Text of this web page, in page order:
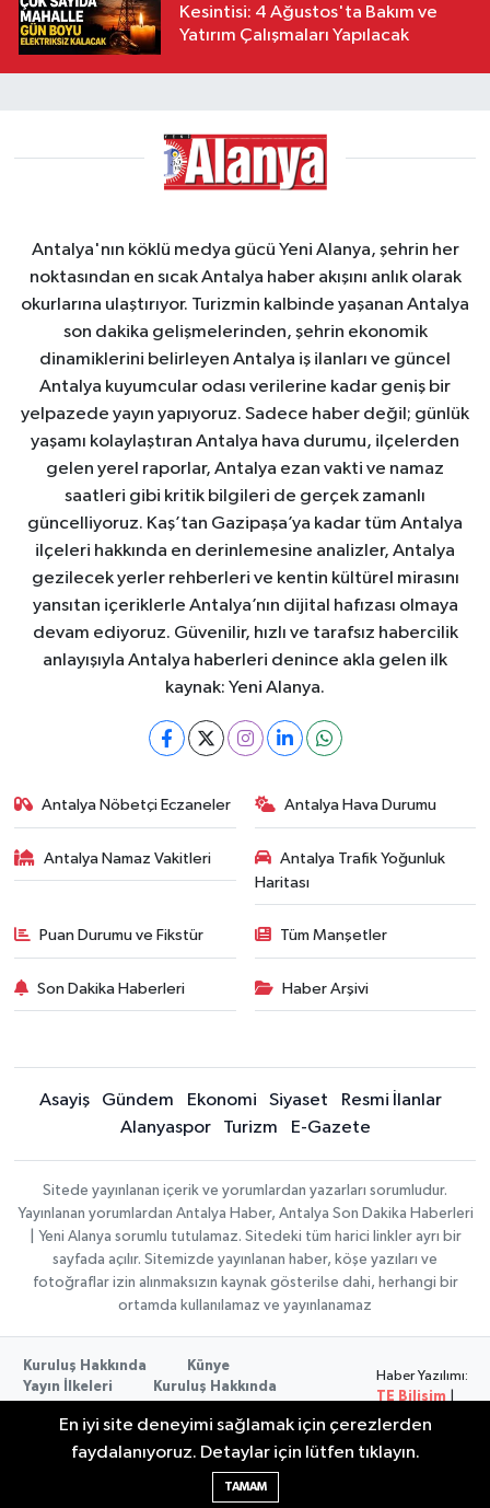
Kesintisi: 4 Ağustos'ta Bakım ve
Yatırım Çalışmaları Yapılacak
Antalya'nın köklü medya gücü Yeni Alanya, şehrin her
noktasından en sıcak Antalya haber akışını anlık olarak
okurlarına ulaştırıyor. Turizmin kalbinde yaşanan Antalya
son dakika gelişmelerinden, şehrin ekonomik
dinamiklerini belirleyen Antalya iş ilanları ve güncel
Antalya kuyumcular odası verilerine kadar geniş bir
yelpazede yayın yapıyoruz. Sadece haber değil; günlük
yaşamı kolaylaştıran Antalya hava durumu, ilçelerden
gelen yerel raporlar, Antalya ezan vakti ve namaz
saatleri gibi kritik bilgileri de gerçek zamanlı
güncelliyoruz. Kaş’tan Gazipaşa’ya kadar tüm Antalya
ilçeleri hakkında en derinlemesine analizler, Antalya
gezilecek yerler rehberleri ve kentin kültürel mirasını
yansıtan içeriklerle Antalya’nın dijital hafızası olmaya
devam ediyoruz. Güvenilir, hızlı ve tarafsız habercilik
anlayışıyla Antalya haberleri denince akla gelen ilk
kaynak: Yeni Alanya.
Antalya Nöbetçi Eczaneler Antalya Hava Durumu
Antalya Namaz Vakitleri
Antalya Trafik Yoğunluk
Haritası
Puan Durumu ve Fikstür Tüm Manşetler
Son Dakika Haberleri Haber Arşivi
Asayiş Gündem Ekonomi Siyaset
Resmi İlanlar
Alanyaspor
Turizm E-Gazete
Sitede yayınlanan içerik ve yorumlardan yazarları sorumludur.
Yayınlanan yorumlardan Antalya Haber, Antalya Son Dakika Haberleri
| Yeni Alanya sorumlu tutulamaz. Sitedeki tüm harici linkler ayrı bir
sayfada açılır. Sitemizde yayınlanan haber, köşe yazıları ve
fotoğraflar izin alınmaksızın kaynak gösterilse dahi, herhangi bir
ortamda kullanılamaz ve yayınlanamaz
Kuruluş Hakkında
Künye
Yayın İlkeleri
Kuruluş Hakkında
Kullanım Şartları
Haber Yazılımı:
TE Bilişim
Copyright ©
En iyi site deneyimi sağlamak için çerezlerden
faydalanıyoruz. Detaylar için lütfen tıklayın.
TAMAM